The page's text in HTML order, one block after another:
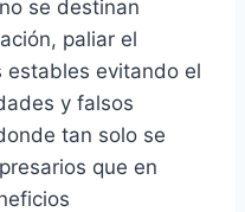
se destinan
paliar el
estables evitando el
y falsos
tan solo se
que en